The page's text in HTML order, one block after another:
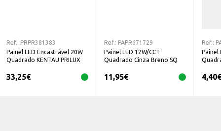
Ref.: PRPR381383
Painel LED Encastrável 20W
Quadrado KENTAU PRILUX
33,25€
Ref.: PAPR671729
Painel LED 12W/CCT
Quadrado Cinza Breno SQ
11,95€
Ref.:
Painel
4,40€